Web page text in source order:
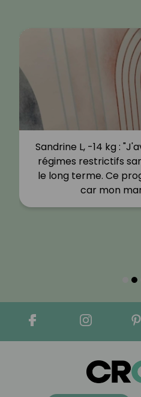
Sandrine L, -14 kg :
régimes restrictifs
le long terme. Ce
car mon